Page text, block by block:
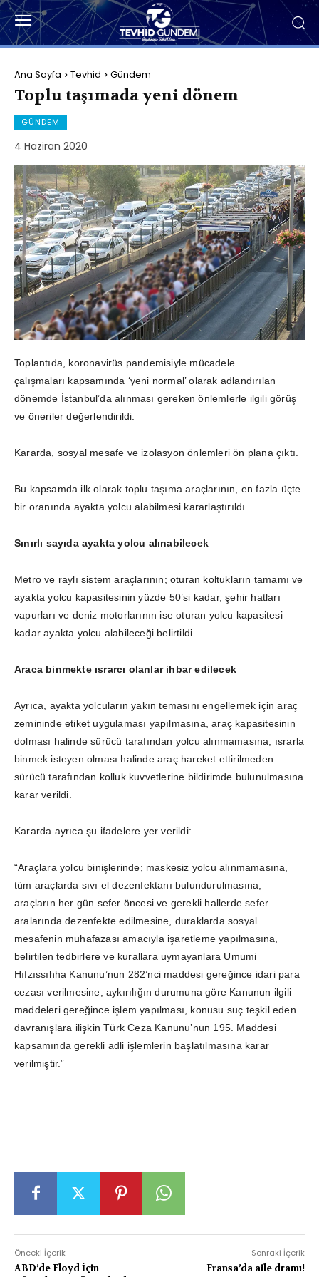
Ana Sayfa Tevhid Gündem
Toplu taşımada yeni dönem
GÜNDEM
4 Haziran 2020
Toplantıda, koronavirüs pandemisiyle mücadele
çalışmaları kapsamında ‘yeni normal’ olarak adlandırılan
dönemde İstanbul’da alınması gereken önlemlerle ilgili görüş
ve öneriler değerlendirildi.
Kararda, sosyal mesafe ve izolasyon önlemleri ön plana çıktı.
Bu kapsamda ilk olarak toplu taşıma araçlarının, en fazla üçte
bir oranında ayakta yolcu alabilmesi kararlaştırıldı.
Sınırlı sayıda ayakta yolcu alınabilecek
Metro ve raylı sistem araçlarının; oturan koltukların tamamı ve
ayakta yolcu kapasitesinin yüzde 50’si kadar, şehir hatları
vapurları ve deniz motorlarının ise oturan yolcu kapasitesi
kadar ayakta yolcu alabileceği belirtildi.
Araca binmekte ısrarcı olanlar ihbar edilecek
Ayrıca, ayakta yolcuların yakın temasını engellemek için araç
zemininde etiket uygulaması yapılmasına, araç kapasitesinin
dolması halinde sürücü tarafından yolcu alınmamasına, ısrarla
binmek isteyen olması halinde araç hareket ettirilmeden
sürücü tarafından kolluk kuvvetlerine bildirimde bulunulmasına
karar verildi.
Kararda ayrıca şu ifadelere yer verildi:
“Araçlara yolcu binişlerinde; maskesiz yolcu alınmamasına,
tüm araçlarda sıvı el dezenfektanı bulundurulmasına,
araçların her gün sefer öncesi ve gerekli hallerde sefer
aralarında dezenfekte edilmesine, duraklarda sosyal
mesafenin muhafazası amacıyla işaretleme yapılmasına,
belirtilen tedbirlere ve kurallara uymayanlara Umumi
Hıfzıssıhha Kanunu’nun 282’nci maddesi gereğince idari para
cezası verilmesine, aykırılığın durumuna göre Kanunun ilgili
maddeleri gereğince işlem yapılması, konusu suç teşkil eden
davranışlara ilişkin Türk Ceza Kanunu’nun 195. Maddesi
kapsamında gerekli adli işlemlerin başlatılmasına karar
verilmiştir.”
Önceki İçerik
ABD’de Floyd İçin
Sonraki İçerik
Fransa’da aile dramı!